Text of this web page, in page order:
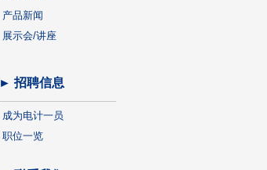
产品新闻
展示会/讲座
► 招聘信息
成为电计一员
职位一览